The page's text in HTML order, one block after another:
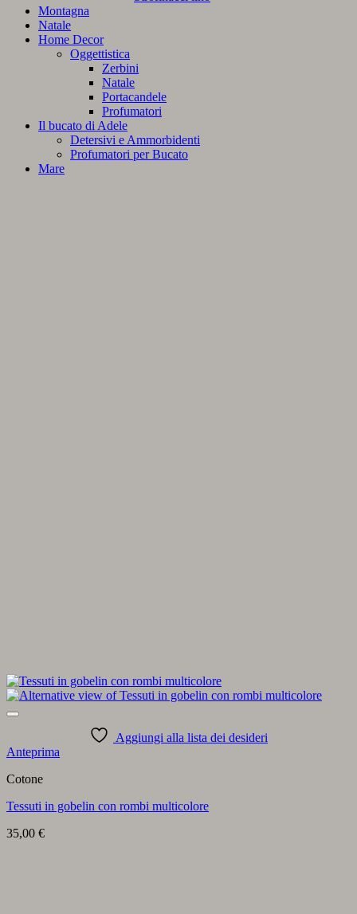
Montagna
Natale
Home Decor
Oggettistica
Zerbini
Natale
Portacandele
Profumatori
Il bucato di Adele
Detersivi e Ammorbidenti
Profumatori per Bucato
Mare
Aggiungi alla lista dei desideri
Anteprima
Cotone
Tessuti in gobelin con rombi multicolore
35,00 €